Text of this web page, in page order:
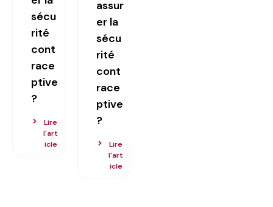
sécu
rité
cont
race
ptive
?
Lire
l'art
icle
assur
er la
sécu
rité
cont
race
ptive
?
Lire
l'art
icle